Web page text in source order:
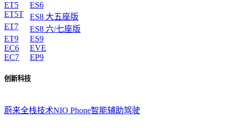
ET5
ET5T
ET7
ET9
EC6
EC7
ES6
ES8 大五座版
ES8 六/七座版
ES9
EVE
EP9
创新科技
蔚来全栈技术NIO Phone智能辅助驾驶